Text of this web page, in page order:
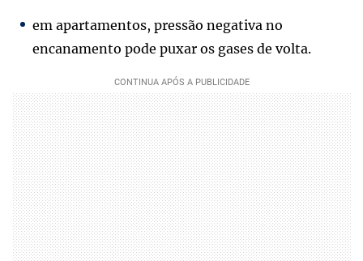
em apartamentos, pressão negativa no
encanamento pode puxar os gases de volta.